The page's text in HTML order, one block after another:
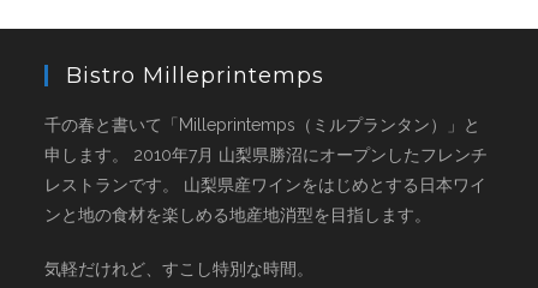
Bistro Milleprintemps
千の春と書いて「Milleprintemps（ミルプランタン）」と
申します。 2010年7月 山梨県勝沼にオープンしたフレンチ
レストランです。 山梨県産ワインをはじめとする日本ワイ
ンと地の食材を楽しめる地産地消型を目指します。
気軽だけれど、すこし特別な時間。